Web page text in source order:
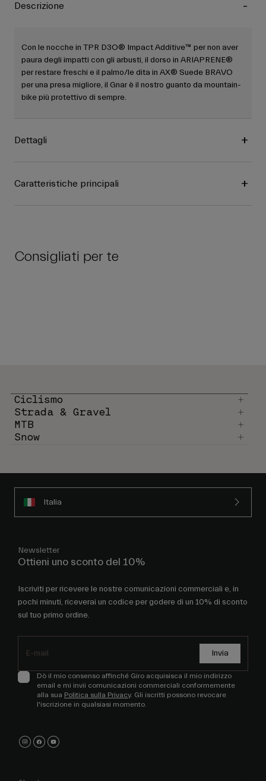
Descrizione
Con le nocche in TPR D3O® Impact Additive™ per non aver
paura degli impatti con gli arbusti, il dorso in ARIAPRENE®
per restare freschi e il palmo/le dita in AX® Suede BRAVO
per una presa migliore, il Gnar è il nostro guanto da mountain-
bike più protettivo di sempre.
Dettagli
Caratteristiche principali
Consigliati per te
Ciclismo
Strada & Gravel
MTB
Snow
Italia
Newsletter
Ottieni uno sconto del 10%
Iscriviti per ricevere le nostre comunicazioni commerciali e, in
pochi minuti, riceverai un codice per godere di un 10% di sconto
sul tuo primo ordine.
Invia
Dò il mio consenso affinché Giro acquisisca il mio indirizzo
email e mi invii comunicazioni commerciali conformemente
alla sua Politica sulla Privacy. Gli iscritti possono revocare
l'iscrizione in qualsiasi momento.